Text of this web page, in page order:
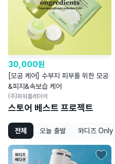
30,000원
[모공 케어] 수부지 피부를 위한 모공
&피지&속보습 케어
(주)파워플레이어
스토어 베스트 프로젝트
전체 오늘 출발 와디즈 Only